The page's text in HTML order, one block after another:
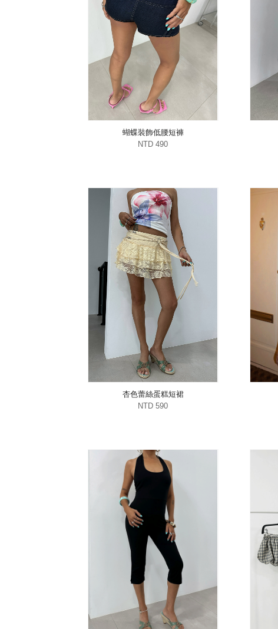
蝴蝶裝飾低腰短褲
NTD 490
杏色蕾絲蛋糕短裙
NTD 590